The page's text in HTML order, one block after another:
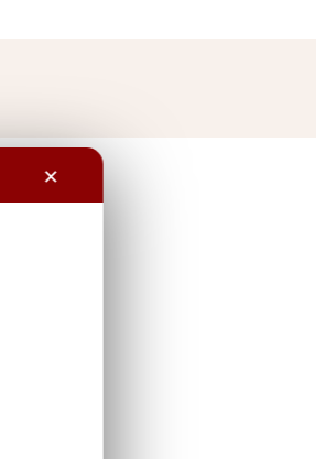
✕